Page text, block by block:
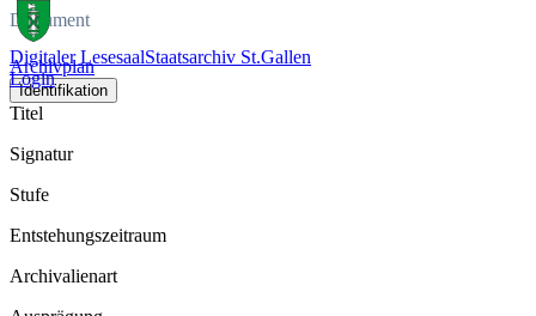
Digitaler LesesaalStaatsarchiv St.Gallen
Login
Dokument
Archivplan
Identifikation
Titel
Signatur
Stufe
Entstehungszeitraum
Archivalienart